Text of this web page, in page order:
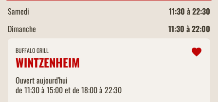
Samedi
11:30 à 22:30
Dimanche
11:30 à 22:00
BUFFALO GRILL
WINTZENHEIM
Ouvert aujourd'hui
de 11:30 à 15:00 et de 18:00 à 22:30